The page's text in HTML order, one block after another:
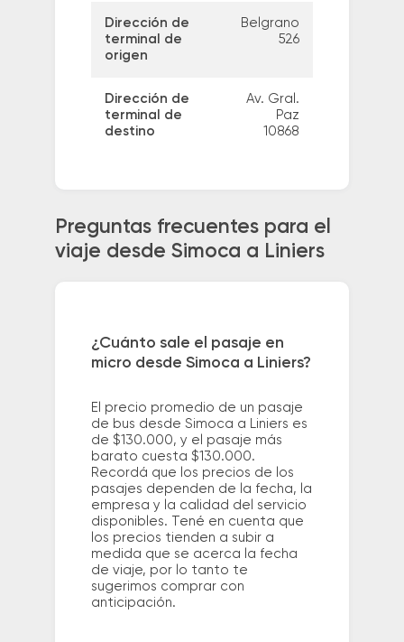
Dirección de
terminal de
origen
Belgrano
526
Dirección de
terminal de
destino
Av. Gral.
Paz
10868
Preguntas frecuentes para el
viaje desde Simoca a Liniers
¿Cuánto sale el pasaje en
micro desde Simoca a Liniers?
El precio promedio de un pasaje
de bus desde Simoca a Liniers es
de $130.000, y el pasaje más
barato cuesta $130.000.
Recordá que los precios de los
pasajes dependen de la fecha, la
empresa y la calidad del servicio
disponibles. Tené en cuenta que
los precios tienden a subir a
medida que se acerca la fecha
de viaje, por lo tanto te
sugerimos comprar con
anticipación.